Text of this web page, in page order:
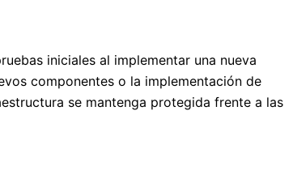
iniciales al implementar una nueva
componentes o la implementación de
se mantenga protegida frente a las